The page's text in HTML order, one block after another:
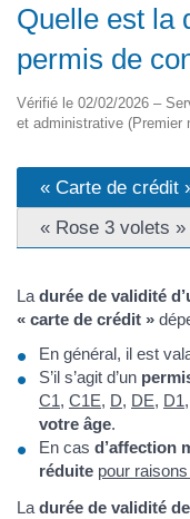
Quelle est la
permis de
Vérifié le 02/02/2026 –
et administrative (Premier
« Carte de crédit
« Rose 3 volets »
La durée de validité
« carte de crédit »
En général, il est
S’il s’agit d’un
C1, C1E, D, DE, D1,
votre âge.
En cas d’affection
réduite pour
La durée de validité